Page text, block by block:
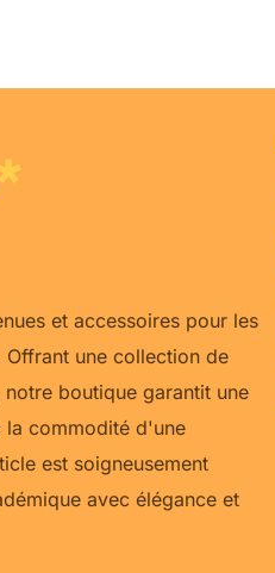
et accessoires pour les
Offrant une collection de
boutique garantit une
la commodité d'une
est soigneusement
avec élégance et